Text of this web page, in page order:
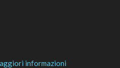
informazioni